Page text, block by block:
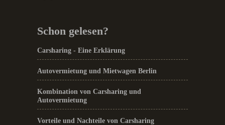
Schon gelesen?
Carsharing - Eine Erklärung
Autovermietung und Mietwagen Berlin
Kombination von Carsharing und
Autovermietung
Vorteile und Nachteile von Carsharing